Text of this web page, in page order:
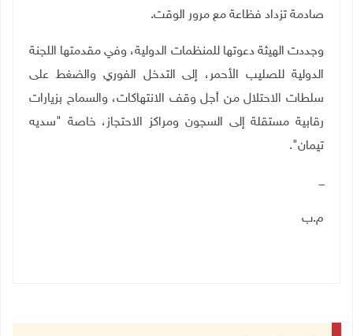
صادمة تزداد فظاعة مع مرور الوقت.
وجددت الهيئة دعوتها للمنظمات الدولية، وفي مقدمتها اللجنة
الدولية للصليب الأحمر، إلى التدخل الفوري والضغط على
سلطات الاحتلال من أجل وقف الانتهاكات، والسماح بزيارات
رقابية مستقلة إلى السجون ومراكز الاحتجاز، خاصة "سديه
تيمان".
ـــ
م.ب